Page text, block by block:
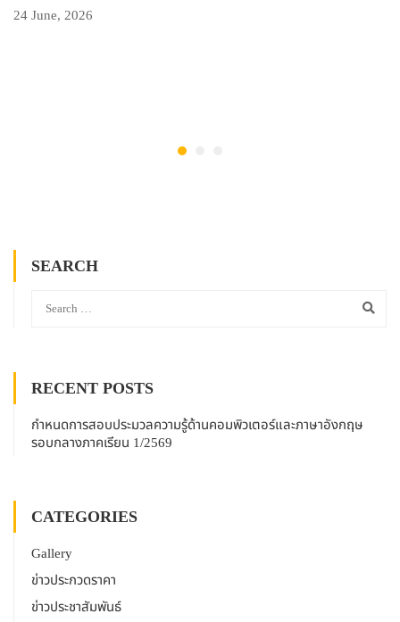
24 June, 2026
SEARCH
RECENT POSTS
กำหนดการสอบประมวลความรู้ด้านคอมพิวเตอร์และภาษาอังกฤษ
รอบกลางภาคเรียน 1/2569
CATEGORIES
Gallery
ข่าวประกวดราคา
ข่าวประชาสัมพันธ์